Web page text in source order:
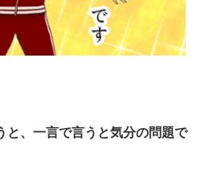
と、一言で言うと気分の問題で